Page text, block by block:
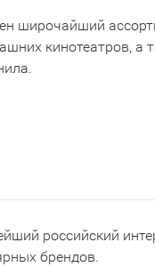
широчайший
кинотеатров,
российский
брендов.